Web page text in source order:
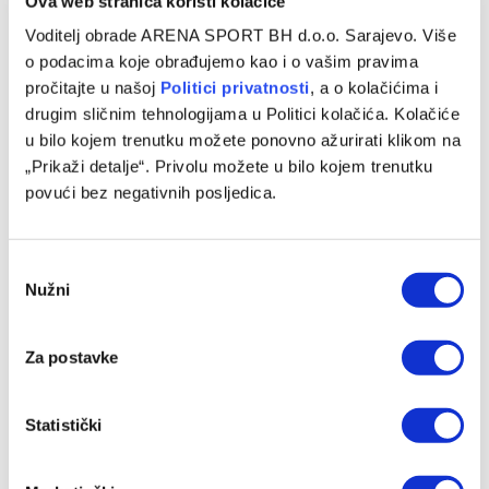
Voditelj obrade ARENA SPORT BH d.o.o. Sarajevo. Više
o podacima koje obrađujemo kao i o vašim pravima
pročitajte u našoj Politici privatnosti, a o kolačićima i
drugim sličnim tehnologijama u Politici kolačića. Kolačiće
u bilo kojem trenutku možete ponovno ažurirati klikom na
„Prikaži detalje“. Privolu možete u bilo kojem trenutku
povući bez negativnih posljedica.
Selection
Nužni
Za postavke
Statistički
Baždar zvanično predstavljen u novom klubu, zadužio je
‘devetku’
07/08/2026